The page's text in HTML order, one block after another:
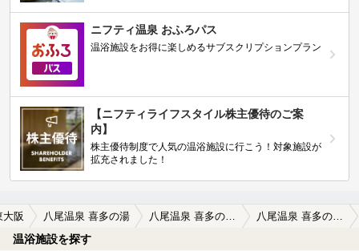
ニフティ温泉 おふろパス
温浴施設をお得に楽しめるサブスクリプションプラン
【ニフティライフスタイル株主優待のご案
内】
株主優待制度で人気の温浴施設に行こう！対象施設が
拡充されました！
大阪 八尾温泉 喜多の湯 八尾温泉 喜多の湯の口コミ一覧 八尾温泉 喜多の湯の口コミ 平日に行くと空いていると思ったら大間違…
温浴施設を探す